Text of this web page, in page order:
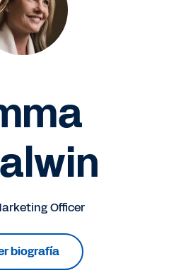
Officer
biografía